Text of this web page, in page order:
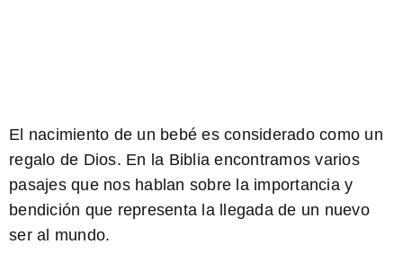
El nacimiento de un bebé es considerado como un
regalo de Dios. En la Biblia encontramos varios
pasajes que nos hablan sobre la importancia y
bendición que representa la llegada de un nuevo
ser al mundo.